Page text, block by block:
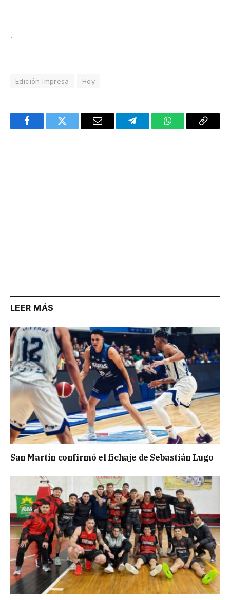
.
Edición Impresa Hoy
FacebookTwitter Email TelegramWhatsAppCopy
LEER MÁS
San Martín confirmó el fichaje de Sebastián Lugo